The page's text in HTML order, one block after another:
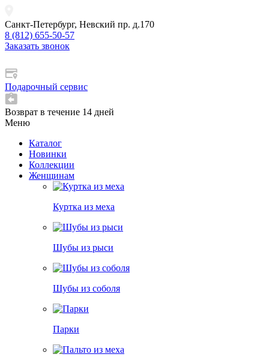
Санкт-Петербург, Невский пр. д.170
8 (812) 655-50-57
Заказать звонок
Подарочный сервис
Возврат в течение 14 дней
Меню
Каталог
Новинки
Коллекции
Женщинам
Куртка из меха
Шубы из рыси
Шубы из соболя
Парки